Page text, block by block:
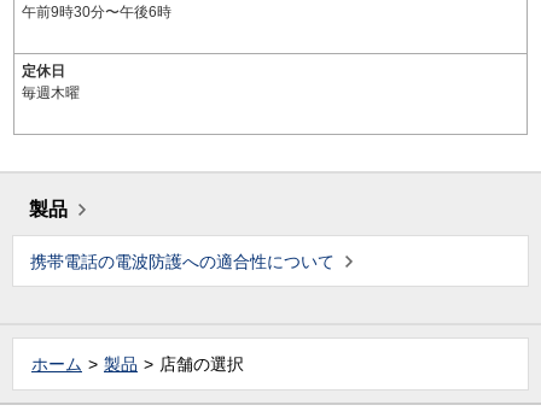
午前9時30分〜午後6時
定休日
毎週木曜
製品
携帯電話の電波防護への適合性について
ホーム 製品 店舗の選択